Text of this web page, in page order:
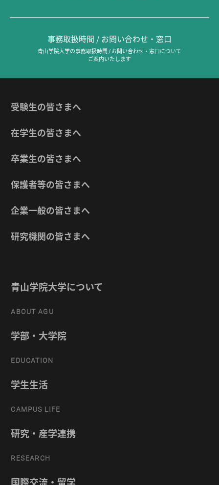
事務取扱時間 / お問い合わせ・窓口
青山学院大学の事務取扱時間 / お問い合わせ・窓口について
ご案内いたします
受験生の皆さまへ
在学生の皆さまへ
卒業生の皆さまへ
保護者等の皆さまへ
企業一般の皆さまへ
研究機関の皆さまへ
青山学院大学について
ABOUT AGU
学部・大学院
EDUCATION
学生生活
CAMPUS LIFE
研究・産学連携
RESEARCH
国際交流・留学